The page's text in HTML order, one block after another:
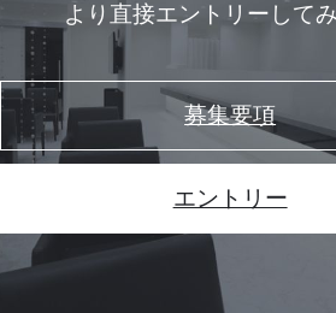
より直接エントリーして
募集要項
エントリー